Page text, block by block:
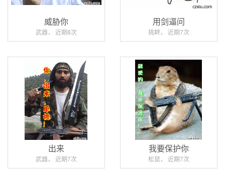
威胁你
武器， 近期8次
用剑逼问
挑衅， 近期7次
出来
武器， 近期7次
我要保护你
松鼠， 近期7次